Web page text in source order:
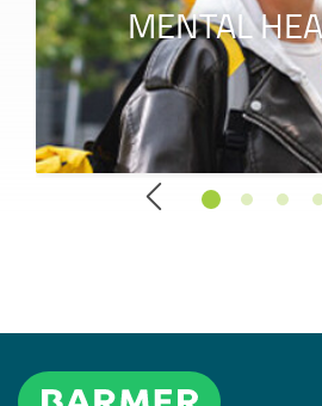
MENTAL